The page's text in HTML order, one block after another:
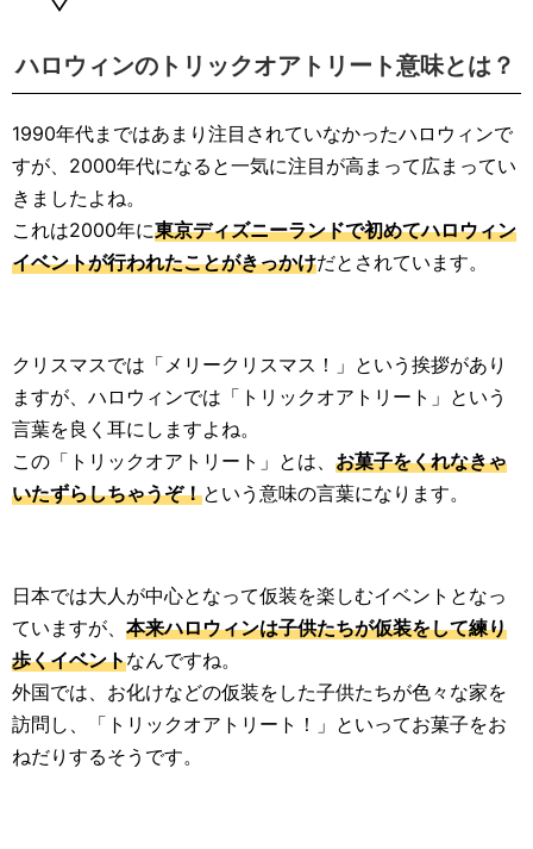
ハロウィンのトリックオアトリート意味とは？
1990年代まではあまり注目されていなかったハロウィンで
すが、2000年代になると一気に注目が高まって広まってい
きましたよね。
これは2000年に東京ディズニーランドで初めてハロウィン
イベントが行われたことがきっかけだとされています。
クリスマスでは「メリークリスマス！」という挨拶があり
ますが、ハロウィンでは「トリックオアトリート」という
言葉を良く耳にしますよね。
この「トリックオアトリート」とは、 お菓子をくれなきゃ
いたずらしちゃうぞ！という意味の言葉になります。
日本では大人が中心となって仮装を楽しむイベントとなっ
ていますが、 本来ハロウィンは子供たちが仮装をして練り
歩くイベントなんですね。
外国では、お化けなどの仮装をした子供たちが色々な家を
訪問し、「トリックオアトリート！」といってお菓子をお
ねだりするそうです。